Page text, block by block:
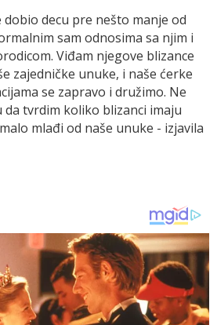
decu pre nešto manje od
sam odnosima sa njim i
Viđam njegove blizance
zajedničke unuke, i naše ćerke
se zapravo i družimo. Ne
tvrdim koliko blizanci imaju
mlađi od naše unuke - izjavila